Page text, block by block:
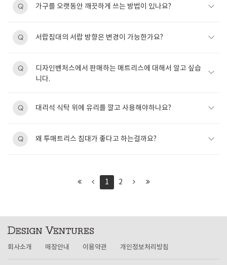
Q 가구를 오랫동안 깨끗하게 쓰는 방법이 있나요?
Q 서랍침대의 서랍 방향은 변경이 가능한가요?
Q
디자인벤처스에서 판매하는 매트리스에 대해서 알고 싶습
니다.
Q 대리석 식탁 위에 유리를 깔고 사용해야하나요?
Q 왜 투매트리스 침대가 좋다고 하는걸까요?
1 2
회사소개 매장안내 이용약관 개인정보처리방침